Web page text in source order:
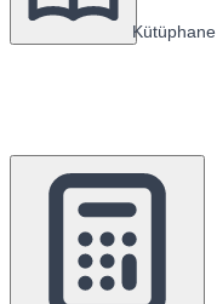
Kütüphane